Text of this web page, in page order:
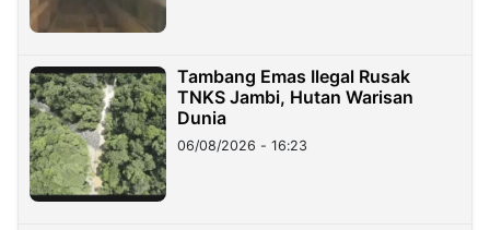
Tambang Emas Ilegal Rusak
TNKS Jambi, Hutan Warisan
Dunia
06/08/2026 - 16:23